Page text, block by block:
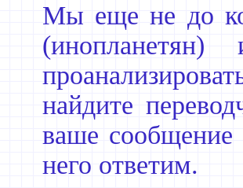
Мы еще не до
найдите
ваше сообщение
него ответим.